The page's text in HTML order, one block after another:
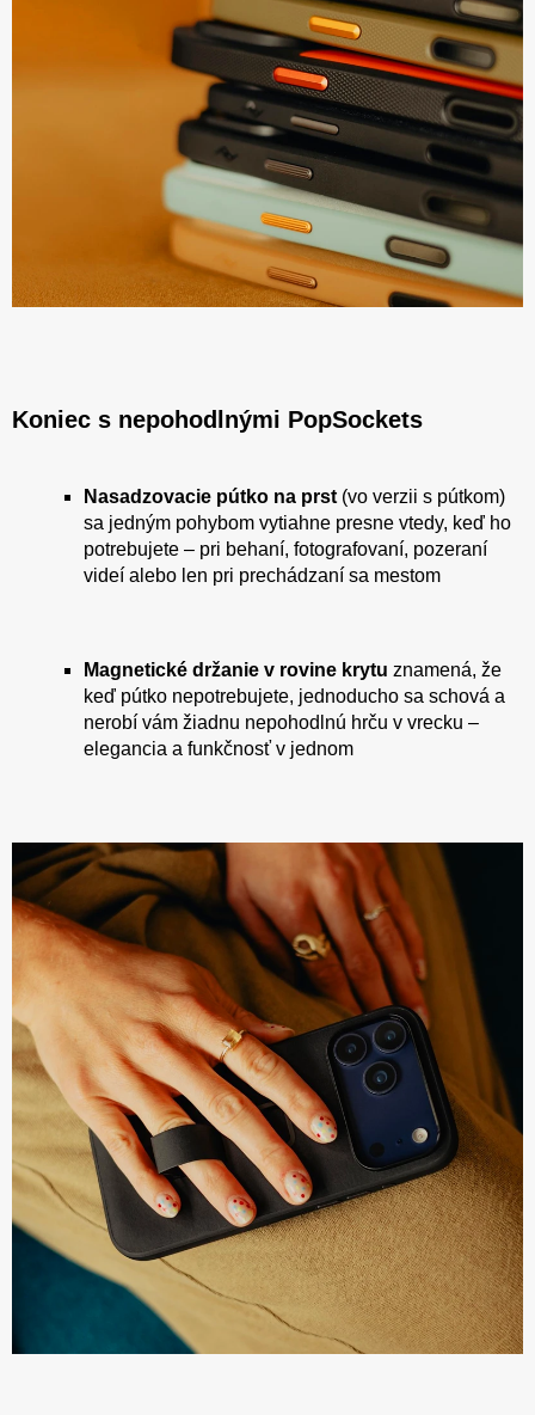
Koniec s nepohodlnými PopSockets
Nasadzovacie pútko na prst (vo verzii s pútkom)
sa jedným pohybom vytiahne presne vtedy, keď ho
potrebujete – pri behaní, fotografovaní, pozeraní
videí alebo len pri prechádzaní sa mestom
Magnetické držanie v rovine krytu znamená, že
keď pútko nepotrebujete, jednoducho sa schová a
nerobí vám žiadnu nepohodlnú hrču v vrecku –
elegancia a funkčnosť v jednom